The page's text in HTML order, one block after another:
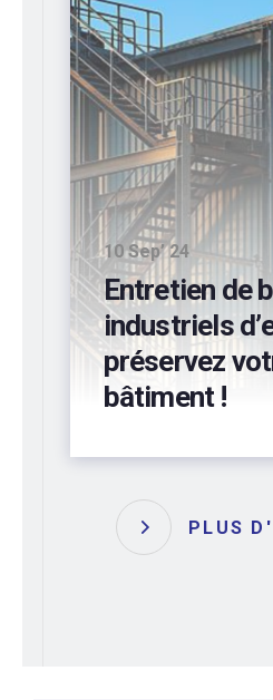
10 Sep’ 24
Entretien de
industriels
préservez
bâtiment !
PLUS